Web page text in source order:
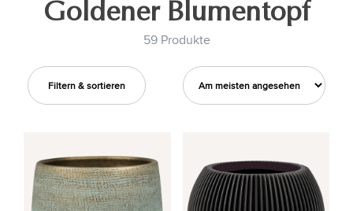
Goldener Blumentopf
59 Produkte
Filtern & sortieren